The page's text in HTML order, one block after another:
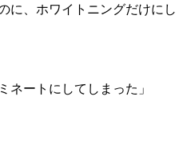
に、ホワイトニングだけにし
ネートにしてしまった」